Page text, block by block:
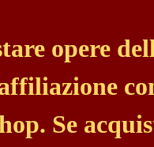
opere
Se